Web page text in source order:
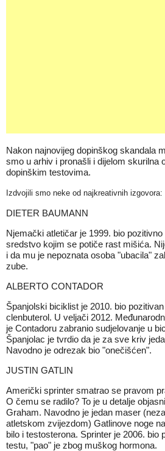
Nakon najnovijeg dopinškog skandala
smo u arhiv i pronašli i dijelom skurilna
dopinškim testovima.
Izdvojili smo neke od najkreativnih izgovora:
DIETER BAUMANN
Njemački atletičar je 1999. bio
sredstvo kojim se potiče rast mišića.
i da mu je nepoznata osoba "ubacila"
zube.
ALBERTO CONTADOR
Španjolski biciklist je 2010. bio
clenbuterol. U veljači 2012.
je Contadoru zabranio sudjelovanje u
Španjolac je tvrdio da je za sve kriv
Navodno je odrezak bio "onečišćen".
JUSTIN GATLIN
Američki sprinter smatrao se pravom
O čemu se radilo? To je u detalje
Graham. Navodno je jedan maser
atletskom zvijezdom) Gatlinove noge
bilo i testosterona. Sprinter je 2006. bio
testu, "pao" je zbog muškog hormona.